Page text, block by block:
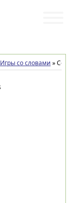
Игры со словами »